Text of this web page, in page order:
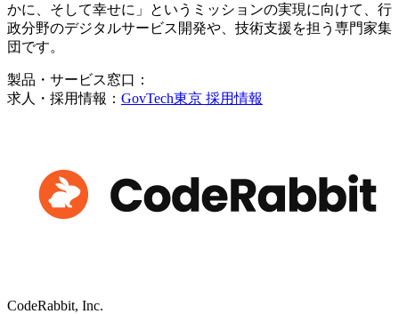
かに、そして幸せに」というミッションの実現に向けて、行
政分野のデジタルサービス開発や、技術支援を担う専門家集
団です。
製品・サービス窓口：
求人・採用情報： GovTech東京 採用情報
CodeRabbit, Inc.